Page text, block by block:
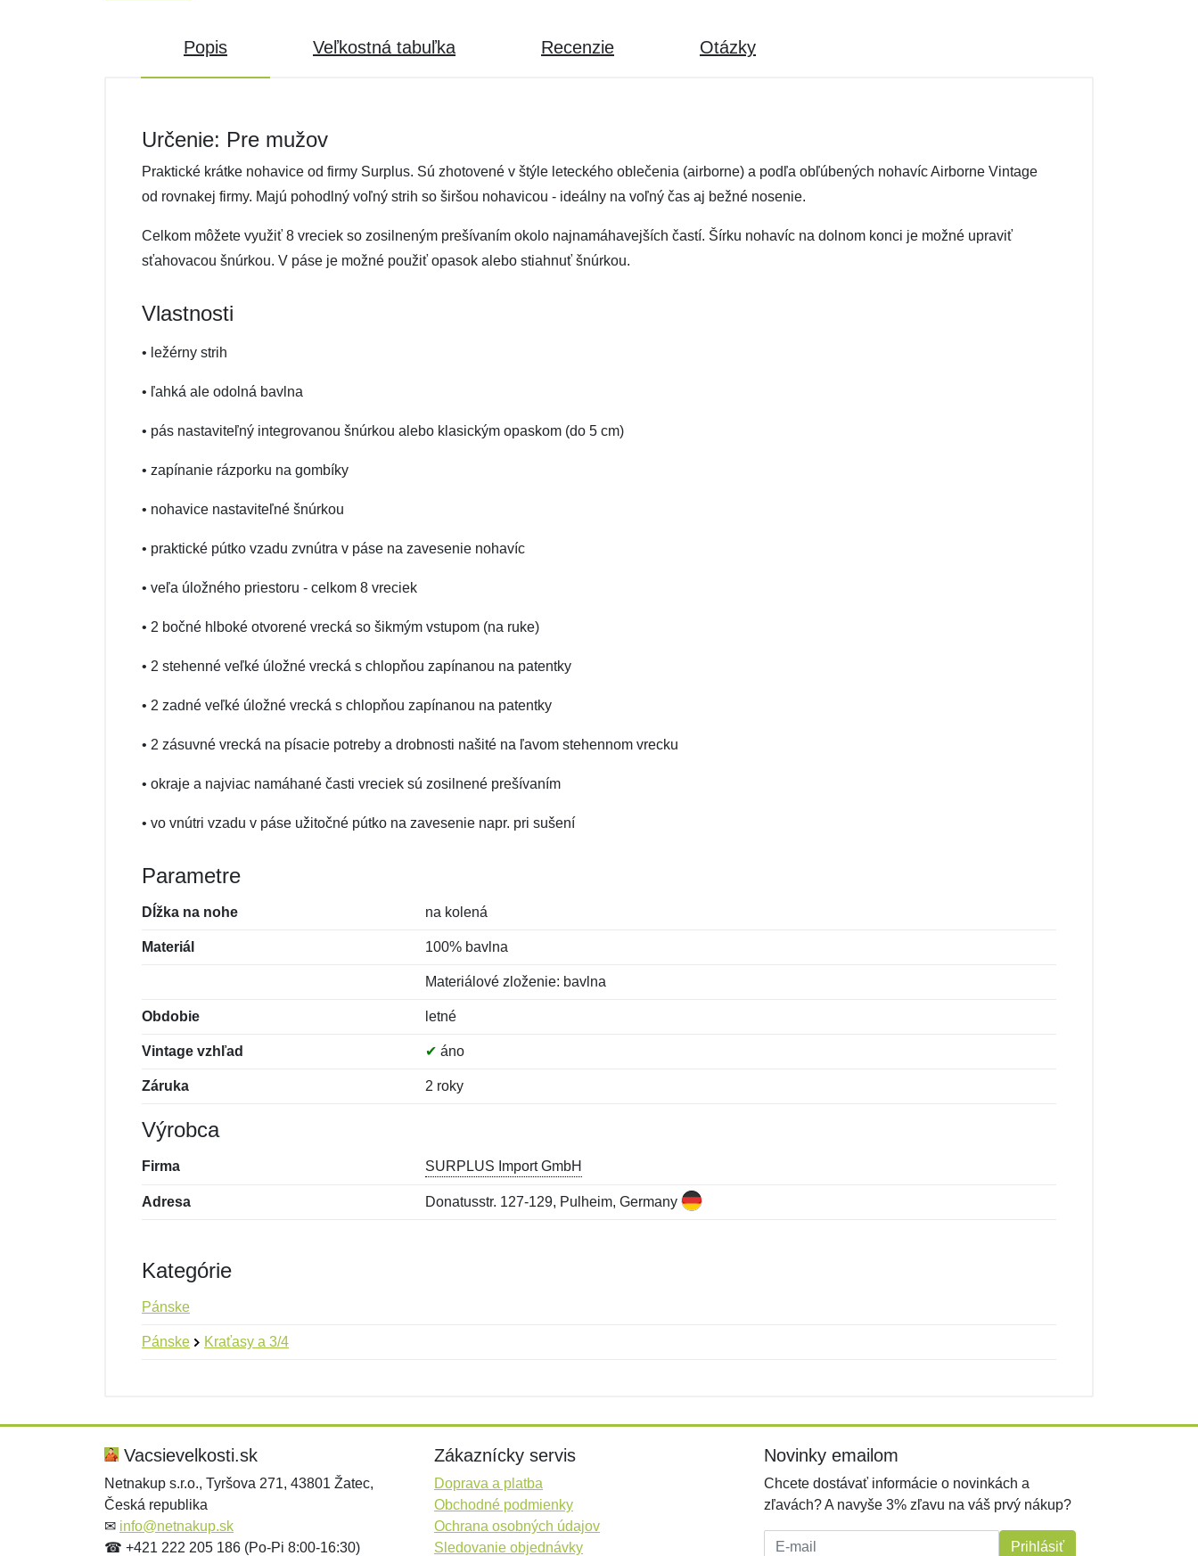
Popis Veľkostná tabuľka Recenzie Otázky
Určenie: Pre mužov
Praktické krátke nohavice od firmy Surplus. Sú zhotovené v štýle leteckého oblečenia (airborne) a podľa obľúbených nohavíc Airborne Vintage
od rovnakej firmy. Majú pohodlný voľný strih so širšou nohavicou - ideálny na voľný čas aj bežné nosenie.
Celkom môžete využiť 8 vreciek so zosilneným prešívaním okolo najnamáhavejších častí. Šírku nohavíc na dolnom konci je možné upraviť
sťahovacou šnúrkou. V páse je možné použiť opasok alebo stiahnuť šnúrkou.
Vlastnosti
• ležérny strih
• ľahká ale odolná bavlna
• pás nastaviteľný integrovanou šnúrkou alebo klasickým opaskom (do 5 cm)
• zapínanie rázporku na gombíky
• nohavice nastaviteľné šnúrkou
• praktické pútko vzadu zvnútra v páse na zavesenie nohavíc
• veľa úložného priestoru - celkom 8 vreciek
• 2 bočné hlboké otvorené vrecká so šikmým vstupom (na ruke)
• 2 stehenné veľké úložné vrecká s chlopňou zapínanou na patentky
• 2 zadné veľké úložné vrecká s chlopňou zapínanou na patentky
• 2 zásuvné vrecká na písacie potreby a drobnosti našité na ľavom stehennom vrecku
• okraje a najviac namáhané časti vreciek sú zosilnené prešívaním
• vo vnútri vzadu v páse užitočné pútko na zavesenie napr. pri sušení
Parametre
Dĺžka na nohe na kolená
Materiál 100% bavlna
Materiálové zloženie: bavlna
Obdobie letné
Vintage vzhľad ✔ áno
Záruka 2 roky
Výrobca
Firma SURPLUS Import GmbH
Adresa Donatusstr. 127-129, Pulheim, Germany
Kategórie
Pánske
Pánske Kraťasy a 3/4
Správa*
Správa*
Vacsievelkosti.sk
Netnakup s.r.o., Tyršova 271, 43801 Žatec,
Česká republika
✉ info@netnakup.sk
☎ +421 222 205 186 (Po-Pi 8:00-16:30)
Zákaznícky servis
Doprava a platba
Obchodné podmienky
Ochrana osobných údajov
Sledovanie objednávky
Novinky emailom
Chcete dostávať informácie o novinkách a
zľavách? A navyše 3% zľavu na váš prvý nákup?
E-mail: Prihlásiť